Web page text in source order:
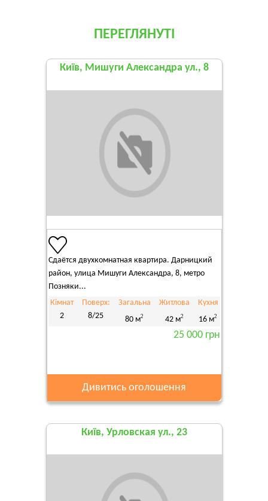
ПЕРЕГЛЯНУТІ
Київ, Мишуги Александра ул., 8
Сдаётся двухкомнатная квартира. Дарницкий
район, улица Мишуги Александра, 8, метро
Позняки...
Кімнат
2
Поверх:
8/25
Загальна
80 м2
Житлова
42 м2
Кухня
16 м2
25 000 грн
Дивитись оголошення
Київ, Урловская ул., 23